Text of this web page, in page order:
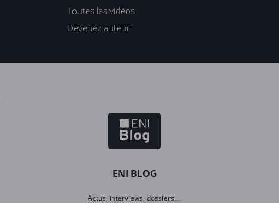
Toutes les vidéos
Devenez auteur
ENI BLOG
Actus, interviews, dossiers…